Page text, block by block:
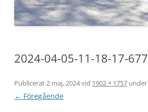
2024-04-05-11-18-17-677
Publicerat2 maj, 2024vid 1902 × 1757 under
← Föregående